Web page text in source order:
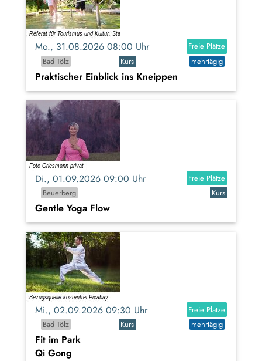
Mo., 31.08.2026 08:00 Uhr
Freie Plätze
Bad Tölz
Kurs mehrtägig
Praktischer Einblick ins Kneippen
Di., 01.09.2026 09:00 Uhr
Freie Plätze
Beuerberg
Kurs
Gentle Yoga Flow
Mi., 02.09.2026 09:30 Uhr
Freie Plätze
Bad Tölz
Kurs mehrtägig
Fit im Park
Qi Gong